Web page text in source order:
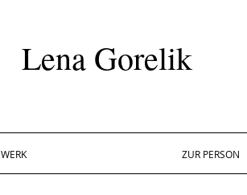
Lena Gorelik
WERK ZUR PERSON